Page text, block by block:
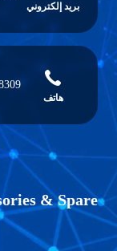
بريد إلكتروني
هاتف
& Spare